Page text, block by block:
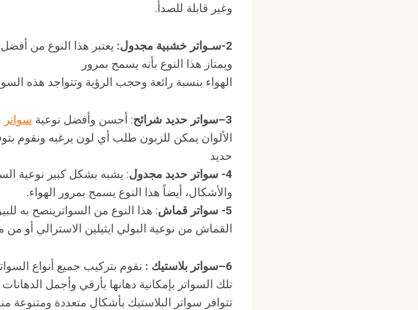
وغير قابلة للصدأ.
2- سـواتر خشبية مجدول: يعتبر هذا النوع من
ويمتاز هذا النوع بأنه يسمح بمرور
الهواء بنسبة رائعة وحجب الرؤية وتتواجد هذه
3
–سواتر حديد شرائح: أحسن وأفضل نوعية سواتر
الألوان يمكن للزبون طلب أي لون يرغبه ونقوم
حديد
4- سواتر حديد مجدول: يشبه بشكل كبير نوعية
والأشكال، أيضاً هذا النوع يسمح بمرور الهواء.
5- سواتر قماش: هذا النوع من السواترينصح به
القماش من نوعية البولي ايثيلين الاسترالي أو
6
–سواتر بلاستيك : نقوم بتركيب جميع أنواع
تلك السواتر بإمكانية دهانها بأرقي وأجمل
تتوافر سواتر البلاستيك بأشكال متعددة ومتنوعة